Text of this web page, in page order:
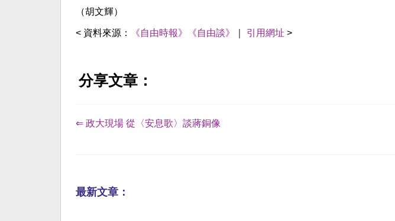
（胡文輝）
< 資料來源： 《自由時報》《自由談》 引用網址 >
分享文章：
⇐ 政大現場 從〈安息歌〉談蔣銅像
最新文章：